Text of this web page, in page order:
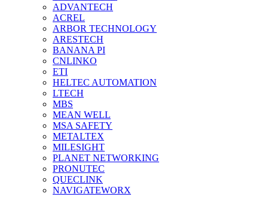
ADVANTECH
ACREL
ARBOR TECHNOLOGY
ARESTECH
BANANA PI
CNLINKO
ETI
HELTEC AUTOMATION
LTECH
MBS
MEAN WELL
MSA SAFETY
METALTEX
MILESIGHT
PLANET NETWORKING
PRONUTEC
QUECLINK
NAVIGATEWORX